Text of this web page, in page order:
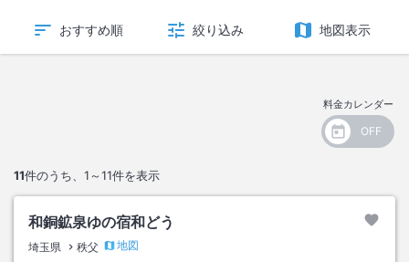
おすすめ順 絞り込み 地図表示
料金カレンダー
11件のうち、 1～11件を表示
和銅鉱泉ゆの宿和どう
埼玉県 秩父
地図